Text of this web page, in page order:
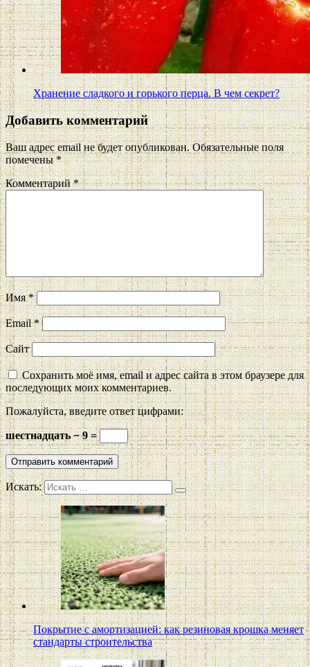
Хранение сладкого и горького перца. В чем секрет?
Добавить комментарий
Ваш адрес email не будет опубликован. Обязательные поля
помечены*
Комментарий*
Имя*
Email*
Сайт
Сохранить моё имя, email и адрес сайта в этом браузере для
последующих моих комментариев.
Пожалуйста, введите ответ цифрами:
шестнадцать − 9 =
Искать:
Покрытие с амортизацией: как резиновая крошка меняет
стандарты строительства